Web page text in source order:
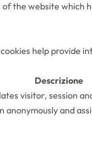
the website
help provide
Descrizione
visitor, session
and